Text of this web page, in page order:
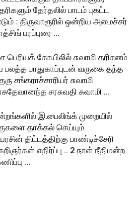
தேர்தலில் பாடம் புகட்ட
: திருவாரூரில் ஒன்றிய அமைச்சர்
பரப்புரை …
கோயிலில் சுவாமி தரிசனம்
பலத்த பாதுகாப்புடன் வருகை தந்த
சங்கராச்சாரியர் சுவாமி
சரசுவதி சுவாமி …
இ.பைலிங்க் முறையில்
தாக்கல் செய்யும்
திட்டத்திற்கு பாண்டிச்சேரி
எதிர்ப்பு .. 2 நாள் நீதிமன்ற
…